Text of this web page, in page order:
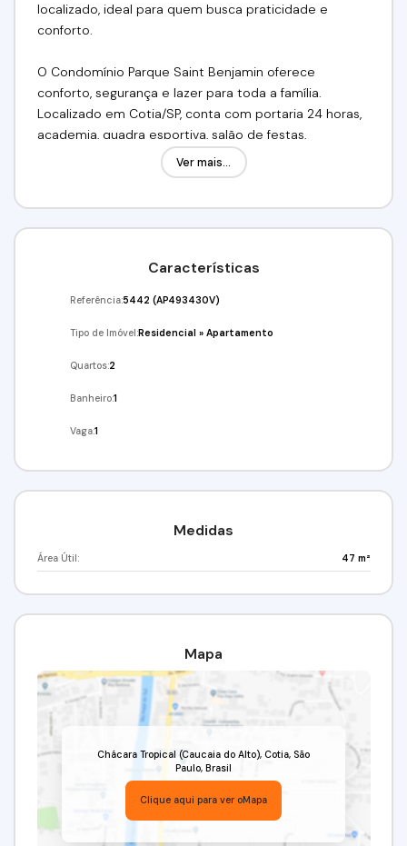
localizado, ideal para quem busca praticidade e
conforto.
O Condomínio Parque Saint Benjamin oferece
conforto, segurança e lazer para toda a família.
Localizado em Cotia/SP, conta com portaria 24 horas,
academia, quadra esportiva, salão de festas,
churrasqueira e playground, proporcionando
praticidade e qualidade de vida aos moradores.
tranquilo e organizado.
com áreas verdes e espaços de convivência, ideal
dia a dia.
FGTS!!
(11) 97417-8061 // (11) 98211-2565
Imobiliária Alfa Negócios.
Ver mais...
Características
Referência:5442 (AP493430V)
Tipo de Imóvel:Residencial »Apartamento
Quartos:2
Banheiro:1
Vaga:1
Medidas
Área Útil: 47 m²
Mapa
Chácara Tropical (Caucaia do Alto), Cotia, São
Paulo, Brasil
Clique aqui para ver oMapa